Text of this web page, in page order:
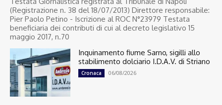
(Registrazione n. 38 del 18/07/2013) Direttore responsabile:
Pier Paolo Petino - Iscrizione al ROC N°23979 Testata
beneficiaria dei contributi di cui al decreto legislativo 15
maggio 2017, n.70
Inquinamento fiume Sarno, sigilli allo
stabilimento dolciario I.D.A.V. di Striano
Cronaca 06/08/2026